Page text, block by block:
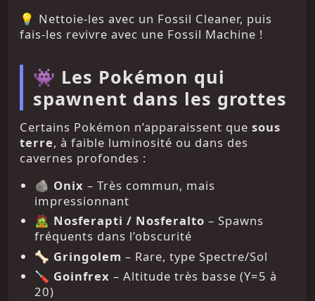
💡 Nettoie-les avec un Fossil Cleaner, puis
fais-les revivre avec une Fossil Machine !
👾 Les Pokémon qui
spawnent dans les grottes
Certains Pokémon n’apparaissent que sous
terre, à faible luminosité ou dans des
cavernes profondes :
🪨 Onix – Très commun, mais
impressionnant
🧟 Nosferapti / Nosferalto – Spawns
fréquents dans l’obscurité
🦴 Gringolem – Rare, type Spectre/Sol
🪛 Goinfrex – Altitude très basse (Y=5 à
20)